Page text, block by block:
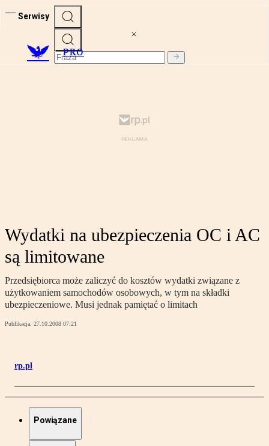
Serwisy
PRO
Wydatki na ubezpieczenia OC i AC
są limitowane
Przedsiębiorca może zaliczyć do kosztów wydatki związane z
użytkowaniem samochodów osobowych, w tym na składki
ubezpieczeniowe. Musi jednak pamiętać o limitach
Publikacja: 27.10.2008 07:21
rp.pl
Powiązane